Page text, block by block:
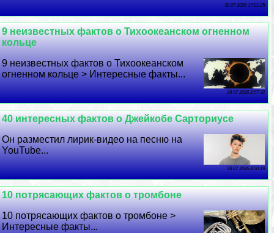
30 07 2026 17:21:25
9 неизвестных фактов о Тихоокеанском огненном
кольце
9 неизвестных фактов о Тихоокеанском
огненном кольце > Интересные факты...
29 07 2026 2:57:32
40 интересных фактов о Джейкобе Сарториусе
Он разместил лирик-видео на песню на
YouTube...
28 07 2026 8:50:19
10 потрясающих фактов о тромбоне
10 потрясающих фактов о тромбоне >
Интересные факты...